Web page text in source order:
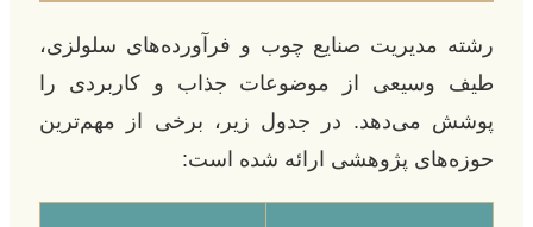
رشته مدیریت صنایع چوب و فرآورده‌های سلولزی،
طیف وسیعی از موضوعات جذاب و کاربردی را
پوشش می‌دهد. در جدول زیر، برخی از مهم‌ترین
حوزه‌های پژوهشی ارائه شده است: